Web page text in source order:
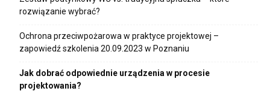
rozwiązanie wybrać?
Ochrona przeciwpożarowa w praktyce projektowej –
zapowiedź szkolenia 20.09.2023 w Poznaniu
Jak dobrać odpowiednie urządzenia w procesie
projektowania?